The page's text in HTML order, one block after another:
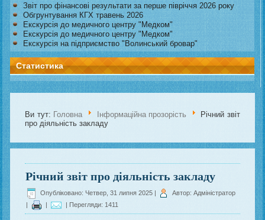
Звіт про фінансові результати за перше півріччя 2026 року
Обгрунтування КГХ травень 2026
Екскурсія до медичного центру "Медком"
Екскурсія до медичного центру "Медком"
Екскурсія на підприємство "Волинський бровар"
Статистика
Ви тут: Головна Інформаційна прозорість
Річний звіт
про діяльність закладу
Річний звіт про діяльність закладу
Опубліковано: Четвер, 31 липня 2025 |
Автор: Адміністратор
| Перегляди: 1411